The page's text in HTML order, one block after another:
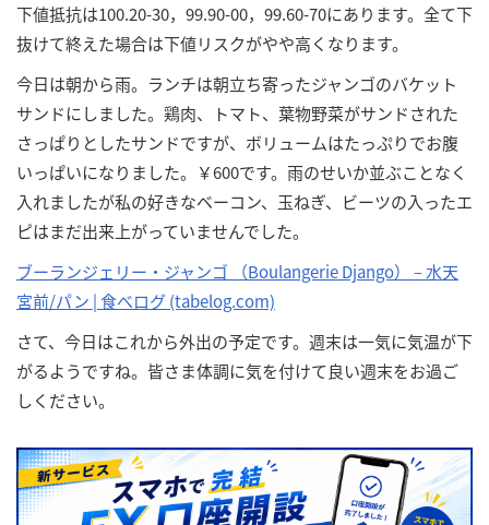
下値抵抗は100.20-30，99.90-00，99.60-70にあります。全て下
抜けて終えた場合は下値リスクがやや高くなります。
今日は朝から雨。ランチは朝立ち寄ったジャンゴのバケット
サンドにしました。鶏肉、トマト、葉物野菜がサンドされた
さっぱりとしたサンドですが、ボリュームはたっぷりでお腹
いっぱいになりました。￥600です。雨のせいか並ぶことなく
入れましたが私の好きなベーコン、玉ねぎ、ビーツの入ったエ
ピはまだ出来上がっていませんでした。
ブーランジェリー・ジャンゴ （Boulangerie Django） – 水天
宮前/パン | 食べログ (tabelog.com)
さて、今日はこれから外出の予定です。週末は一気に気温が下
がるようですね。皆さま体調に気を付けて良い週末をお過ご
しください。